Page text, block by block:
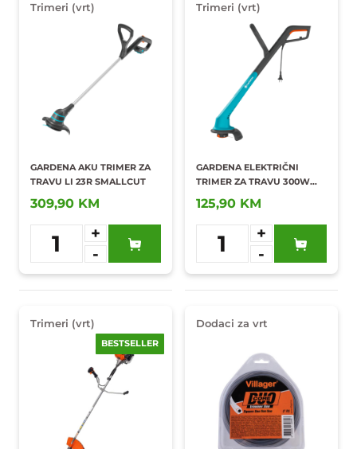
Trimeri (vrt)
GARDENA AKU TRIMER ZA
TRAVU LI 23R SMALLCUT
309,90 KM
1
+
-
Dodaj u
omiljene
Trimeri (vrt)
GARDENA ELEKTRIČNI
TRIMER ZA TRAVU 300W
SMALLCUT 300/23
125,90 KM
1
+
-
Dodaj u
omiljene
Trimeri (vrt)
BESTSELLER
Dodaci za vrt